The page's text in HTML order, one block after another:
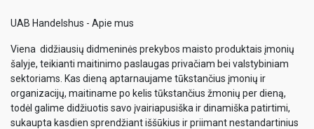
UAB Handelshus - Apie mus
Viena didžiausių didmeninės prekybos maisto produktais įmonių
šalyje, teikianti maitinimo paslaugas privačiam bei valstybiniam
sektoriams. Kas dieną aptarnaujame tūkstančius įmonių ir
organizacijų, maitiname po kelis tūkstančius žmonių per dieną,
todėl galime didžiuotis savo įvairiapusiška ir dinamiška patirtimi,
sukaupta kasdien sprendžiant iššūkius ir priimant nestandartinius